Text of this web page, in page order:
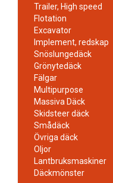
Trailer, High speed
Flotation
Excavator
Implement, redskap
Snöslungedäck
Grönytedäck
Fälgar
Multipurpose
Massiva Däck
Skidsteer däck
Smådäck
Övriga däck
Oljor
Lantbruksmaskiner
Däckmönster